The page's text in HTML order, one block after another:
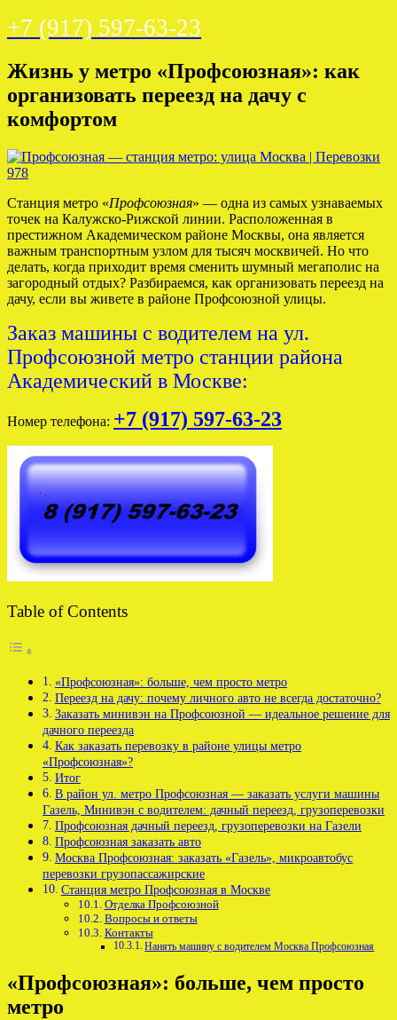
+7 (917) 597-63-23
Жизнь у метро «Профсоюзная»: как
организовать переезд на дачу с
комфортом
Станция метро «Профсоюзная» — одна из самых узнаваемых
точек на Калужско-Рижской линии. Расположенная в
престижном Академическом районе Москвы, она является
важным транспортным узлом для тысяч москвичей. Но что
делать, когда приходит время сменить шумный мегаполис на
загородный отдых? Разбираемся, как организовать переезд на
дачу, если вы живете в районе Профсоюзной улицы.
Заказ машины с водителем на ул.
Профсоюзной метро станции района
Академический в Москве:
Номер телефона: +7 (917) 597-63-23
Table of Contents
«Профсоюзная»: больше, чем просто метро
Переезд на дачу: почему личного авто не всегда достаточно?
Заказать минивэн на Профсоюзной — идеальное решение для
дачного переезда
Как заказать перевозку в районе улицы метро
«Профсоюзная»?
Итог
В район ул. метро Профсоюзная — заказать услуги машины
Газель, Минивэн с водителем: дачный переезд, грузоперевозки
Профсоюзная дачный переезд, грузоперевозки на Газели
Профсоюзная заказать авто
Москва Профсоюзная: заказать «Газель», микроавтобус
перевозки грузопассажирские
Станция метро Профсоюзная в Москве
Отделка Профсоюзной
Вопросы и ответы
Контакты
Нанять машину с водителем Москва Профсоюзная
«Профсоюзная»: больше, чем просто
метро